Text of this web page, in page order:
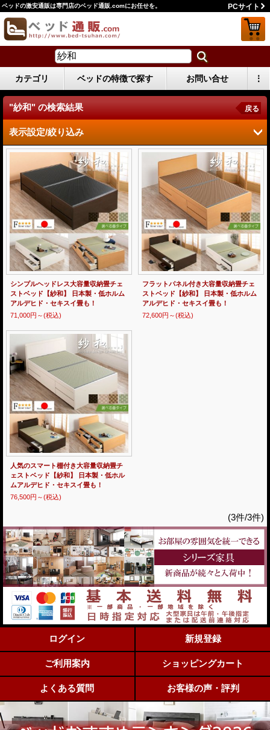
ベッドの激安通販は専門店のベッド通販.comにお任せを。 PCサイト
カテゴリ ベッドの特徴で探す お問い合せ ⋮
"紗和" の検索結果 戻る
表示設定/絞り込み
シンプルヘッドレス大容量収納畳チェ
ストベッド【紗和】 日本製・低ホルム
アルデヒド・セキスイ畳も！
71,000円～(税込)
フラットパネル付き大容量収納畳チェ
ストベッド【紗和】 日本製・低ホルム
アルデヒド・セキスイ畳も！
72,600円～(税込)
人気のスマート棚付き大容量収納畳チ
ェストベッド【紗和】 日本製・低ホル
ムアルデヒド・セキスイ畳も！
76,500円～(税込)
(3件/3件)
ログイン 新規登録
ご利用案内 ショッピングカート
よくある質問 お客様の声・評判